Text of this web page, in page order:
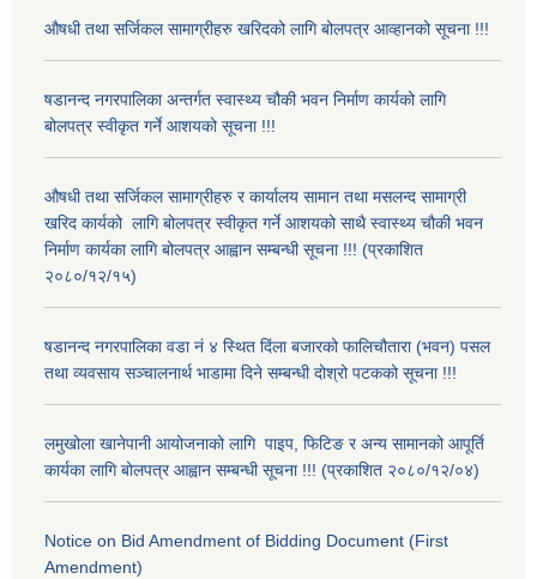
औषधी तथा सर्जिकल सामाग्रीहरु खरिदको लागि बोलपत्र आव्हानको सूचना !!!
षडानन्द नगरपालिका अन्तर्गत स्वास्थ्य चौकी भवन निर्माण कार्यको लागि
बोलपत्र स्वीकृत गर्ने आशयको सूचना !!!
औषधी तथा सर्जिकल सामाग्रीहरु र कार्यालय सामान तथा मसलन्द सामाग्री
खरिद कार्यको लागि बोलपत्र स्वीकृत गर्ने आशयको साथै स्वास्थ्य चौकी भवन
निर्माण कार्यका लागि बोलपत्र आह्वान सम्बन्धी सूचना !!! (प्रकाशित
२०८०/१२/१५)
षडानन्द नगरपालिका वडा नं ४ स्थित दिंला बजारको फालिचौतारा (भवन) पसल
तथा व्यवसाय सञ्चालनार्थ भाडामा दिने सम्बन्धी दोश्रो पटकको सूचना !!!
लमुखोला खानेपानी आयोजनाको लागि पाइप, फिटिङ र अन्य सामानको आपूर्ति
कार्यका लागि बोलपत्र आह्वान सम्बन्धी सूचना !!! (प्रकाशित २०८०/१२/०४)
Notice on Bid Amendment of Bidding Document (First
Amendment)